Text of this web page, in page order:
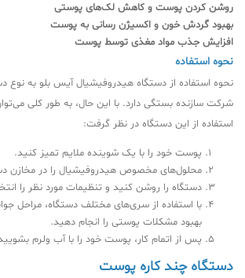
روشن کردن پوست و کاهش لک‌های پوستی
بهبود گردش خون و اکسیژن رسانی به پوست
افزایش جذب مواد مغذی توسط پوست
نحوه استفاده
نحوه استفاده از دستگاه هیدروفیشیال آیس بلو به نوع
شرکت سازنده بستگی دارد. با این حال، به طور کلی
استفاده از این دستگاه در نظر گرفت:
پوست خود را با یک شوینده ملایم تمیز کنید.
محلول‌های مخصوص هیدروفیشیال را در مخازن
دستگاه را روشن کنید و تنظیمات مورد نظر را
با استفاده از سری‌های مختلف دستگاه، مراحل
بهبود مشکلات پوستی را انجام دهید.
پس از اتمام کار، پوست خود را با آب ولرم
دستگاه چند کاره پوست